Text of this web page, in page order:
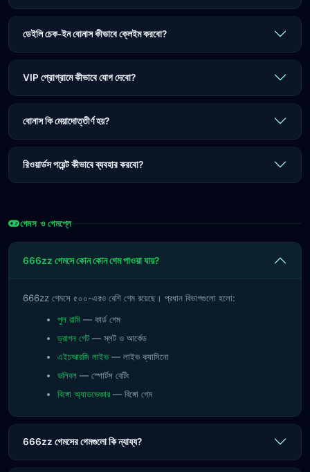
ডেইলি চেক-ইন বোনাস কীভাবে ক্লেইম করবো?
VIP প্রোগ্রামে কীভাবে যোগ দেবো?
বোনাস কি মেয়াদোত্তীর্ণ হয়?
রিওয়ার্ডস পয়েন্ট কীভাবে ব্যবহার করবো?
গেমস ও গেমপ্লে
666zz গেমসে কোন কোন গেম পাওয়া যায়?
666zz গেমসে ৫০০-এরও বেশি গেম রয়েছে। প্রধান বিভাগগুলো হলো:
পুল রামি — কার্ড গেম
ড্রাগন গেট — স্লট ও আর্কেড
এইচআরজি লাইভ — লাইভ ক্যাসিনো
ভলিবল — স্পোর্টস বেটিং
বিঙ্গো অ্যাডভেঞ্চার — বিঙ্গো গেম
666zz গেমসের গেমগুলো কি ন্যায্য?